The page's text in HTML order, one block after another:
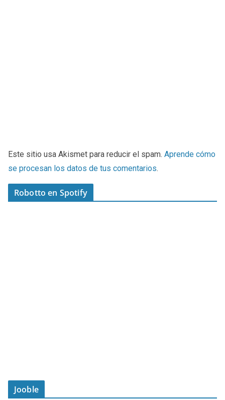
Este sitio usa Akismet para reducir el spam. Aprende cómo
se procesan los datos de tus comentarios.
Robotto en Spotify
Jooble